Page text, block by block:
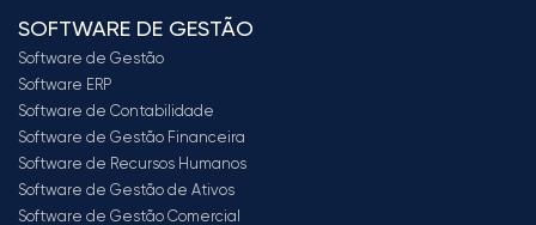
SOFTWARE DE GESTÃO
Software de Gestão
Software ERP
Software de Contabilidade
Software de Gestão Financeira
Software de Recursos Humanos
Software de Gestão de Ativos
Software de Gestão Comercial